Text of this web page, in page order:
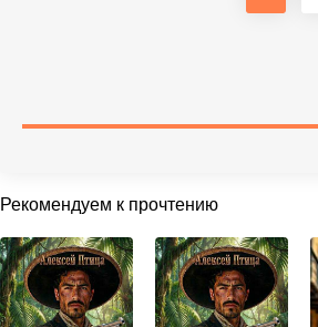
Рекомендуем к прочтению